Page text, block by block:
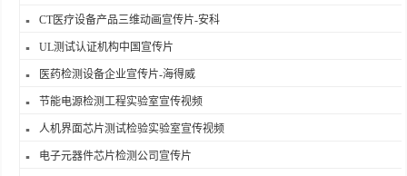
CT医疗设备产品三维动画宣传片-安科
UL测试认证机构中国宣传片
医药检测设备企业宣传片-海得威
节能电源检测工程实验室宣传视频
人机界面芯片测试检验实验室宣传视频
电子元器件芯片检测公司宣传片